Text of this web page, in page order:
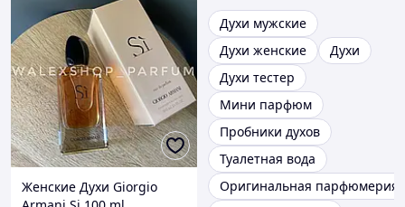
Женские Духи Giorgio
Духи мужские
Духи женские
Духи
Духи тестер
Мини парфюм
Пробники духов
Туалетная вода
Оригинальная парфюмерия